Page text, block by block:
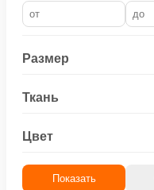
Размер
Ткань
Цвет
Показать